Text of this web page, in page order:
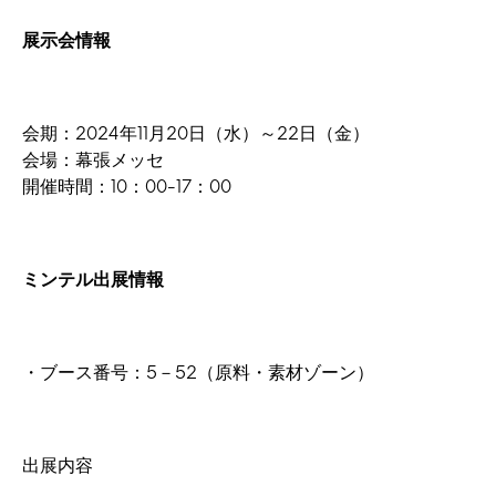
展示会情報
会期：2024年11月20日（水）～22日（金）
会場：幕張メッセ
開催時間：10：00-17：00
ミンテル出展情報
・ブース番号：5－52（原料・素材ゾーン）
出展内容